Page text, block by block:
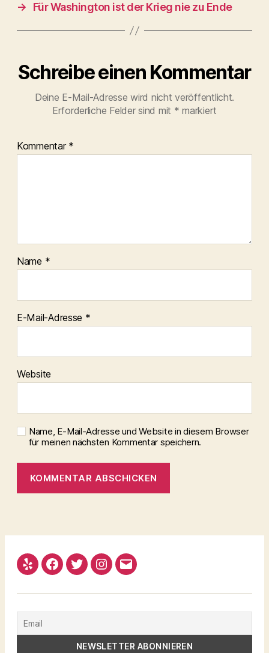
→
Für Washington ist der Krieg nie zu Ende
Schreibe einen Kommentar
Deine E-Mail-Adresse wird nicht veröffentlicht.
Erforderliche Felder sind mit * markiert
Kommentar *
Name *
E-Mail-Adresse *
Website
Name, E-Mail-Adresse und Website in diesem Browser
für meinen nächsten Kommentar speichern.
Yelp Facebook
TwitterInstagram
Email